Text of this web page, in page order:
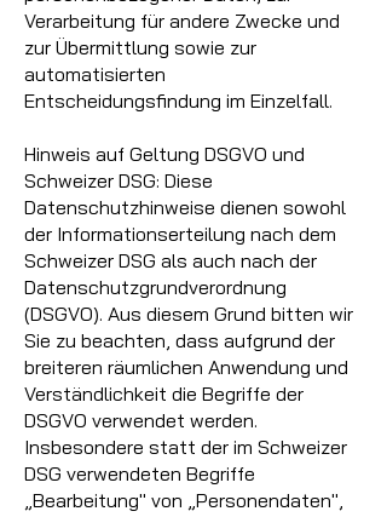
Verarbeitung für andere Zwecke und
zur Übermittlung sowie zur
automatisierten
Entscheidungsfindung im Einzelfall.
Hinweis auf Geltung DSGVO und
Schweizer DSG: Diese
Datenschutzhinweise dienen sowohl
der Informationserteilung nach dem
Schweizer DSG als auch nach der
Datenschutzgrundverordnung
(DSGVO). Aus diesem Grund bitten wir
Sie zu beachten, dass aufgrund der
breiteren räumlichen Anwendung und
Verständlichkeit die Begriffe der
DSGVO verwendet werden.
Insbesondere statt der im Schweizer
DSG verwendeten Begriffe
„Bearbeitung" von „Personendaten",